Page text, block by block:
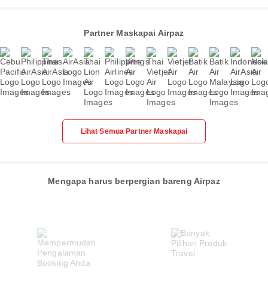
Partner Maskapai Airpaz
Lihat Semua Partner Maskapai
Mengapa harus berpergian bareng Airpaz